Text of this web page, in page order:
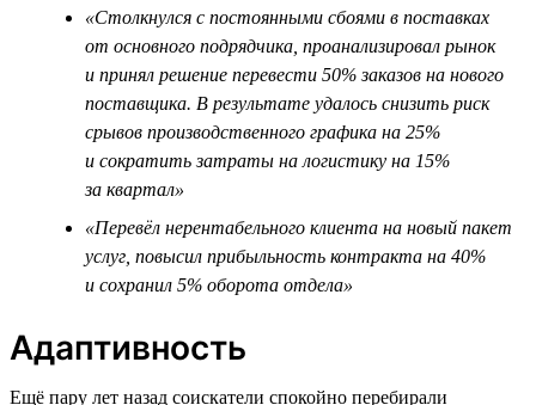
«Столкнулся с постоянными сбоями в поставках
от основного подрядчика, проанализировал рынок
и принял решение перевести 50% заказов на нового
поставщика. В результате удалось снизить риск
срывов производственного графика на 25%
и сократить затраты на логистику на 15%
за квартал»
«Перевёл нерентабельного клиента на новый пакет
услуг, повысил прибыльность контракта на 40%
и сохранил 5% оборота отдела»
Адаптивность
Ещё пару лет назад соискатели спокойно перебирали